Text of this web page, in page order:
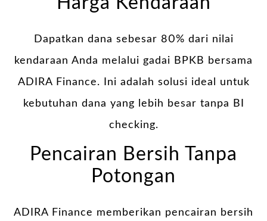
Dapatkan dana sebesar 80% dari nilai
kendaraan Anda melalui gadai BPKB bersama
ADIRA Finance. Ini adalah solusi ideal untuk
kebutuhan dana yang lebih besar tanpa BI
checking.
Pencairan Bersih Tanpa
Potongan
ADIRA Finance memberikan pencairan bersih